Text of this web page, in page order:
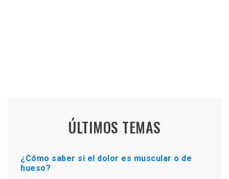
ÚLTIMOS TEMAS
¿Cómo saber si el dolor es muscular o de
hueso?